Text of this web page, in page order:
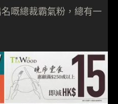
嘅總裁霸氣粉，總有一